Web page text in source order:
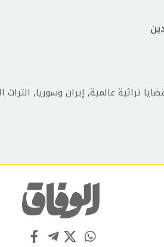
تراثية عالمية, إيران وسوريا, التراث